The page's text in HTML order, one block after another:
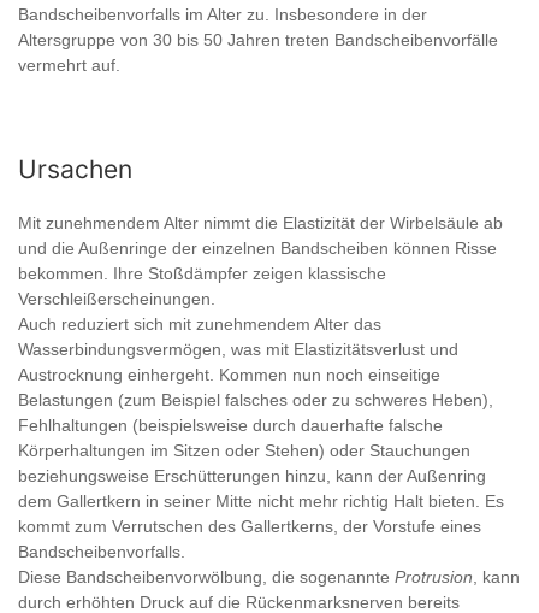
Bandscheibenvorfalls im Alter zu. Insbesondere in der
Altersgruppe von 30 bis 50 Jahren treten Bandscheibenvorfälle
vermehrt auf.
Ursachen
Mit zunehmendem Alter nimmt die Elastizität der Wirbelsäule ab
und die Außenringe der einzelnen Bandscheiben können Risse
bekommen. Ihre Stoßdämpfer zeigen klassische
Verschleißerscheinungen.
Auch reduziert sich mit zunehmendem Alter das
Wasserbindungsvermögen, was mit Elastizitätsverlust und
Austrocknung einhergeht. Kommen nun noch einseitige
Belastungen (zum Beispiel falsches oder zu schweres Heben),
Fehlhaltungen (beispielsweise durch dauerhafte falsche
Körperhaltungen im Sitzen oder Stehen) oder Stauchungen
beziehungsweise Erschütterungen hinzu, kann der Außenring
dem Gallertkern in seiner Mitte nicht mehr richtig Halt bieten. Es
kommt zum Verrutschen des Gallertkerns, der Vorstufe eines
Bandscheibenvorfalls.
Diese Bandscheibenvorwölbung, die sogenannte Protrusion , kann
durch erhöhten Druck auf die Rückenmarksnerven bereits